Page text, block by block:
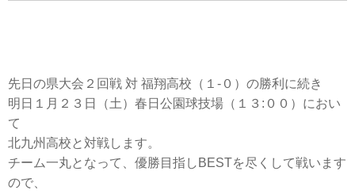
先日の県大会２回戦 対 福翔高校（１-０）の勝利に続き
明日１月２３日（土）春日公園球技場（１３:００）におい
て
北九州高校と対戦します。
チーム一丸となって、優勝目指しBESTを尽くして戦います
ので、